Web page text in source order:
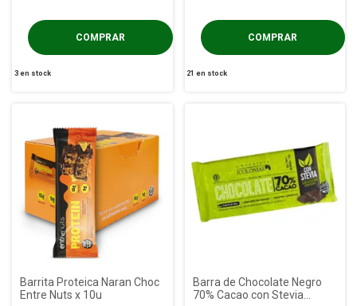
3en stock 21 en stock
Barrita Proteica Naran Choc
Entre Nuts x 10u
Barra de Chocolate Negro
70% Cacao con Stevia